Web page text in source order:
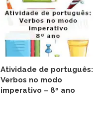
Atividade de português:
Verbos no modo
imperativo – 8º ano